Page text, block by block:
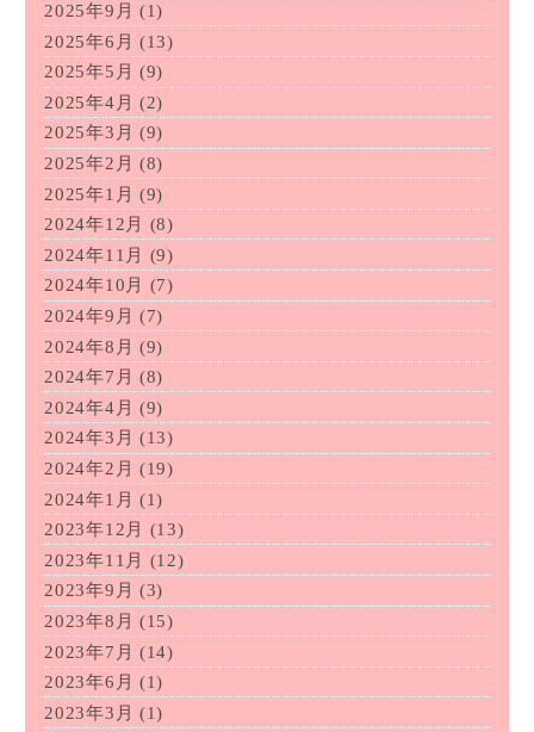
2025年9月 (1)
2025年6月 (13)
2025年5月 (9)
2025年4月 (2)
2025年3月 (9)
2025年2月 (8)
2025年1月 (9)
2024年12月
(8)
2024年11月
(9)
2024年10月
(7)
2024年9月 (7)
2024年8月 (9)
2024年7月 (8)
2024年4月 (9)
2024年3月 (13)
2024年2月 (19)
2024年1月 (1)
2023年12月
(13)
2023年11月
(12)
2023年9月 (3)
2023年8月 (15)
2023年7月 (14)
2023年6月 (1)
2023年3月 (1)